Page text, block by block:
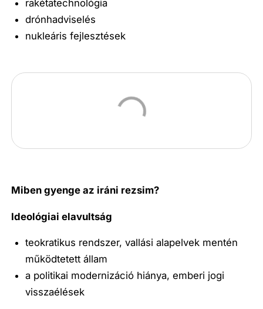
rakétatechnológia
drónhadviselés
nukleáris fejlesztések
Miben gyenge az iráni rezsim?
Ideológiai elavultság
teokratikus rendszer, vallási alapelvek mentén
működtetett állam
a politikai modernizáció hiánya, emberi jogi
visszaélések